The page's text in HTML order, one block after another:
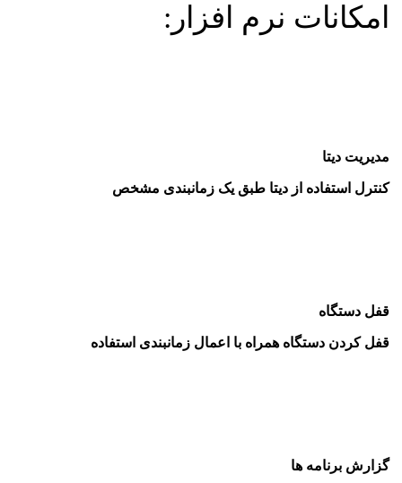
امکانات نرم افزار:
مدیریت دیتا
کنترل استفاده از دیتا طبق یک زمانبندی مشخص
قفل دستگاه
قفل کردن دستگاه همراه با اعمال زمانبندی استفاده
گزارش برنامه ها